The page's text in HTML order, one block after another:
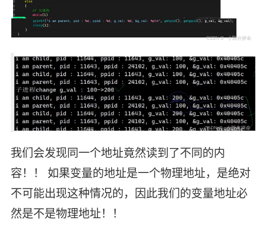
我们会发现同一个地址竟然读到了不同的内
容！！ 如果变量的地址是一个物理地址，是绝对
不可能出现这种情况的，因此我们的变量地址必
然是不是物理地址！！